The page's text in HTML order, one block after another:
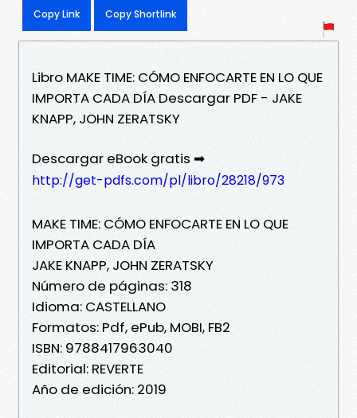
Copy Link Copy Shortlink
Libro MAKE TIME: CÓMO ENFOCARTE EN LO QUE
IMPORTA CADA DÍA Descargar PDF - JAKE
KNAPP, JOHN ZERATSKY
Descargar eBook gratis ➡
http://get-pdfs.com/pl/libro/28218/973
MAKE TIME: CÓMO ENFOCARTE EN LO QUE
IMPORTA CADA DÍA
JAKE KNAPP, JOHN ZERATSKY
Número de páginas: 318
Idioma: CASTELLANO
Formatos: Pdf, ePub, MOBI, FB2
ISBN: 9788417963040
Editorial: REVERTE
Año de edición: 2019